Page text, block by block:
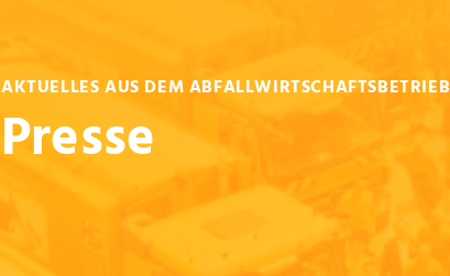
AKTUELLES AUS DEM ABFALLWIRTSCHAFTSBETRIEB
Presse